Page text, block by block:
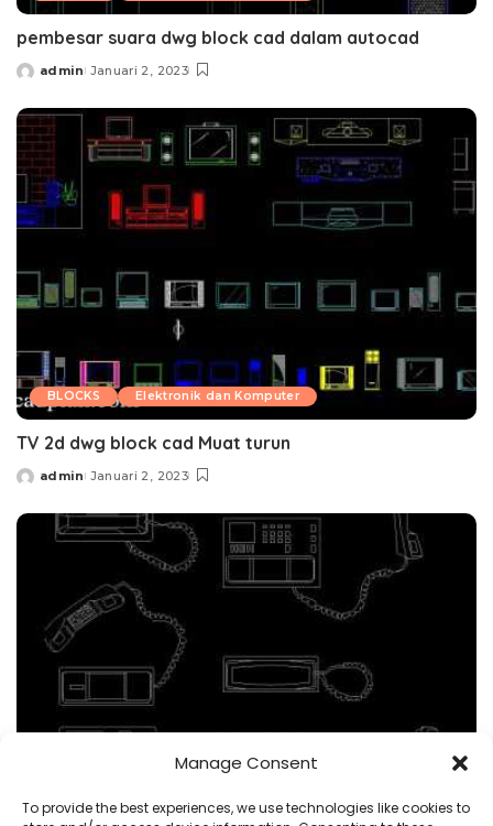
Manage Consent
To provide the best experiences, we use technologies like cookies to
pembesar suara dwg block cad dalam autocad
Posted
admin Januari 2, 2023
BLOCKS Elektronik dan Komputer
TV 2d dwg block cad Muat turun
Posted
admin Januari 2, 2023
BLOCKS Elektronik dan Komputer